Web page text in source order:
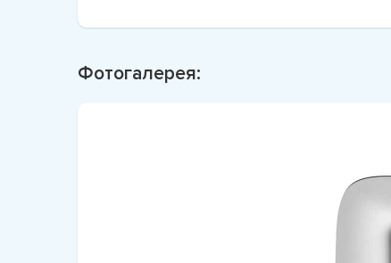
Фотогалерея: